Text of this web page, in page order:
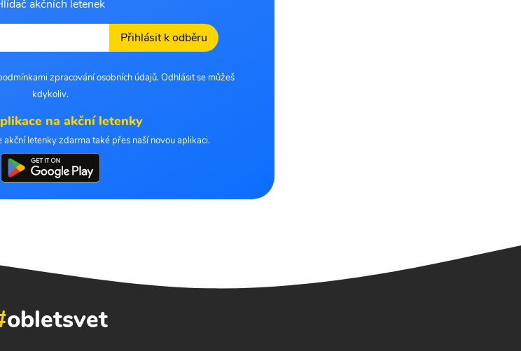
akčních letenek
Přihlásit k odběru
zpracování osobních údajů. Odhlásit se můžeš
kdykoliv.
na akční letenky
letenky zdarma také přes naší novou aplikaci.
obletsvet